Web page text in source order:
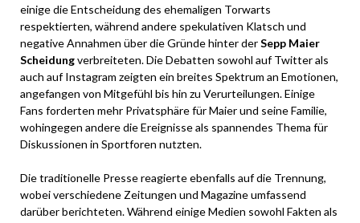
einige die Entscheidung des ehemaligen Torwarts
respektierten, während andere spekulativen Klatsch und
negative Annahmen über die Gründe hinter derSepp Maier
Scheidungverbreiteten. Die Debatten sowohl auf Twitter als
auch auf Instagram zeigten ein breites Spektrum an Emotionen,
angefangen von Mitgefühl bis hin zu Verurteilungen. Einige
Fans forderten mehr Privatsphäre für Maier und seine Familie,
wohingegen andere die Ereignisse als spannendes Thema für
Diskussionen in Sportforen nutzten.
Die traditionelle Presse reagierte ebenfalls auf die Trennung,
wobei verschiedene Zeitungen und Magazine umfassend
darüber berichteten. Während einige Medien sowohl Fakten als